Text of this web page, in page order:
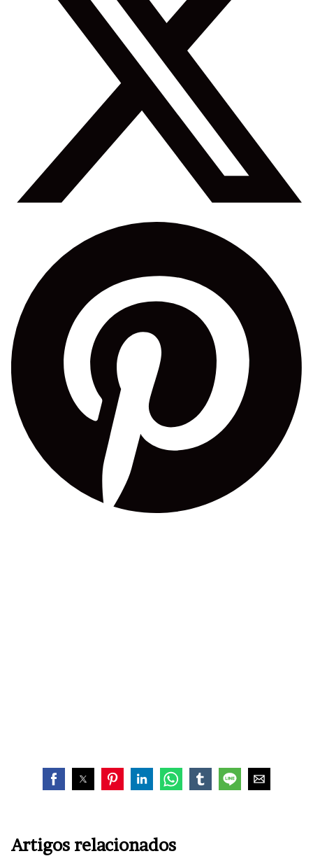
Artigos relacionados